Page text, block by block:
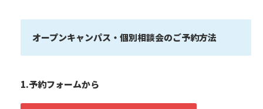
オープンキャンパス・個別相談会のご予約方法
1.予約フォームから